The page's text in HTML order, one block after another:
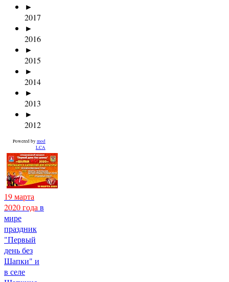
►
2017
►
2016
►
2015
►
2014
►
2013
►
2012
Powered by mod
LCA
19 марта
2020 года в
мире
праздник
"Первый
день без
Шапки" и
в селе